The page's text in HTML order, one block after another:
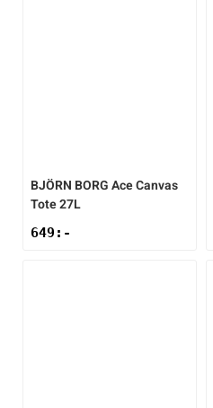
BJÖRN BORGAce Canvas
Tote 27L
649 :-